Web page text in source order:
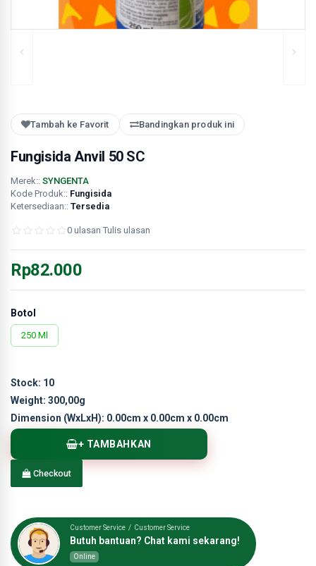
Tambah ke Favorit Bandingkan produk ini
Fungisida Anvil 50 SC
Merek:: SYNGENTA
Kode Produk:: Fungisida
Ketersediaan:: Tersedia
0 ulasan Tulis ulasan
Rp82.000
Botol
250 Ml
Stock: 10
Weight: 300,00g
Dimension (WxLxH): 0.00cm x 0.00cm x 0.00cm
+ TAMBAHKAN
Checkout
Customer Service / Customer Service
Butuh bantuan? Chat kami sekarang!
Online